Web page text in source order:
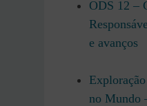
ODS 12 –
e avanços
no Mundo